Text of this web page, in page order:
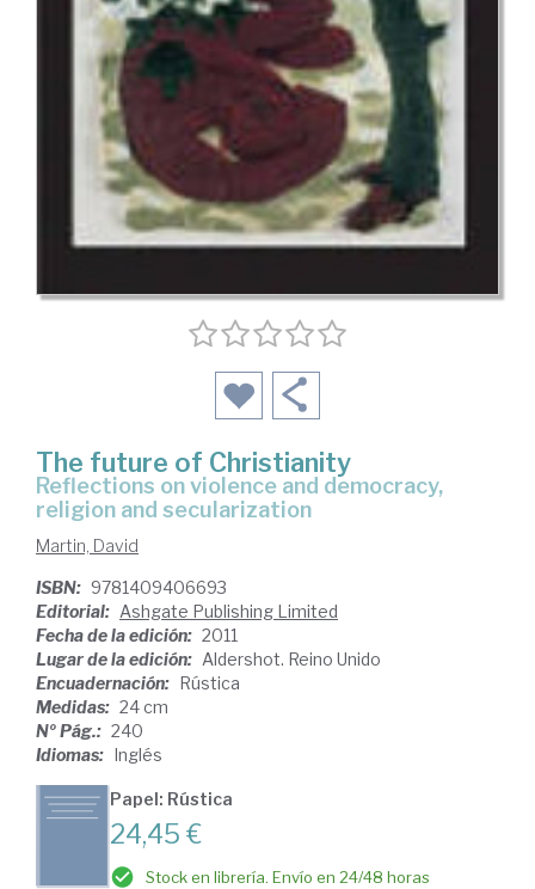
The future of Christianity
reflections on violence and democracy,
religion and secularization
Martin, David
ISBN: 9781409406693
Editorial: Ashgate Publishing Limited
Fecha de la edición: 2011
Lugar de la edición: Aldershot. Reino Unido
Encuadernación: Rústica
Medidas: 24 cm
Nº Pág.: 240
Idiomas: Inglés
Papel: Rústica
24,45 €
Stock en librería. Envío en 24/48 horas